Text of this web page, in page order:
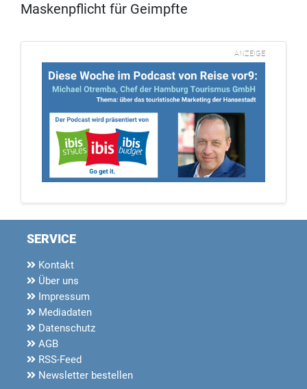
Maskenpflicht für Geimpfte
ANZEIGE
SERVICE
Kontakt
Über uns
Impressum
Mediadaten
Datenschutz
AGB
RSS-Feed
Newsletter bestellen